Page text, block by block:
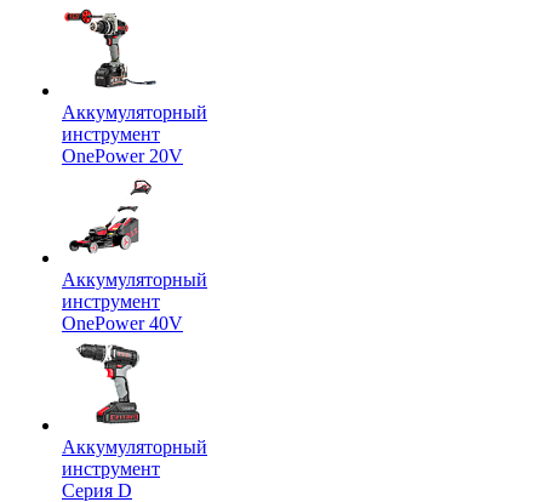
Аккумуляторный
инструмент
OnePower 20V
Аккумуляторный
инструмент
OnePower 40V
Аккумуляторный
инструмент
Серия D